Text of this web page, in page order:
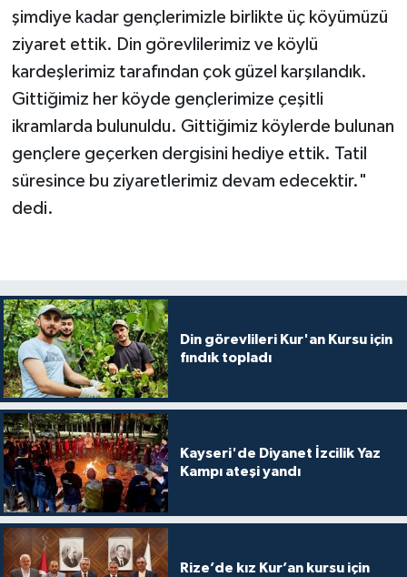
şimdiye kadar gençlerimizle birlikte üç köyümüzü
ziyaret ettik. Din görevlilerimiz ve köylü
kardeşlerimiz tarafından çok güzel karşılandık.
Gittiğimiz her köyde gençlerimize çeşitli
ikramlarda bulunuldu. Gittiğimiz köylerde bulunan
gençlere geçerken dergisini hediye ettik. Tatil
süresince bu ziyaretlerimiz devam edecektir."
dedi.
Din görevlileri Kur'an Kursu için
fındık topladı
Kayseri'de Diyanet İzcilik Yaz
Kampı ateşi yandı
Rize’de kız Kur’an kursu için
Diyarbakır Müftülüğü
Düzce Müftülüğü
Edirne Müftülüğü
Elazığ Müftülüğü
Eskişehir Müftülüğü
Gaziantep Müftülüğü
Giresun Müftülüğü
Gümüşhane Müftülüğü
Hakkari Müftülüğü
Hatay Müftülüğü
İhtida Haberleri
YAŞAM